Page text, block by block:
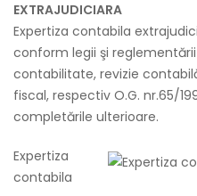
EXTRAJUDICIARA
Expertiza contabila
conform legii şi
contabilitate, revizie
fiscal, respectiv O.G. nr.65/
completările ulterioare.
Expertiza
contabila